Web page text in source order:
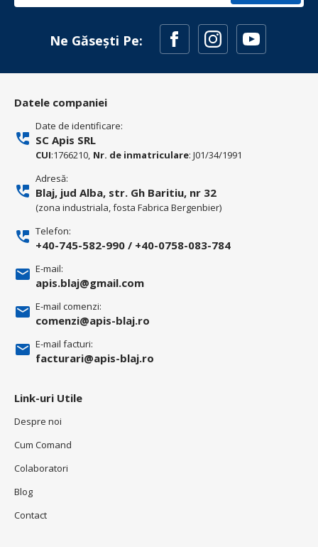
Ne Găsești Pe:
Datele companiei
Date de identificare:
SC Apis SRL
CUI:1766210, Nr. de inmatriculare: J01/34/1991
Adresă:
Blaj, jud Alba, str. Gh Baritiu, nr 32
(zona industriala, fosta Fabrica Bergenbier)
Telefon:
+40-745-582-990 / +40-0758-083-784
E-mail:
apis.blaj@gmail.com
E-mail comenzi:
comenzi@apis-blaj.ro
E-mail facturi:
facturari@apis-blaj.ro
Link-uri Utile
Despre noi
Cum Comand
Colaboratori
Blog
Contact